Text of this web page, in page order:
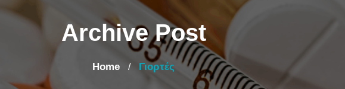
Archive Post
Home / Γιορτές